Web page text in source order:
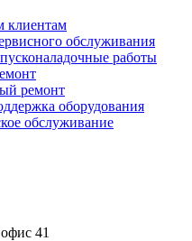
клиентам
обслуживания
работы
ремонт
оборудования
обслуживание
41